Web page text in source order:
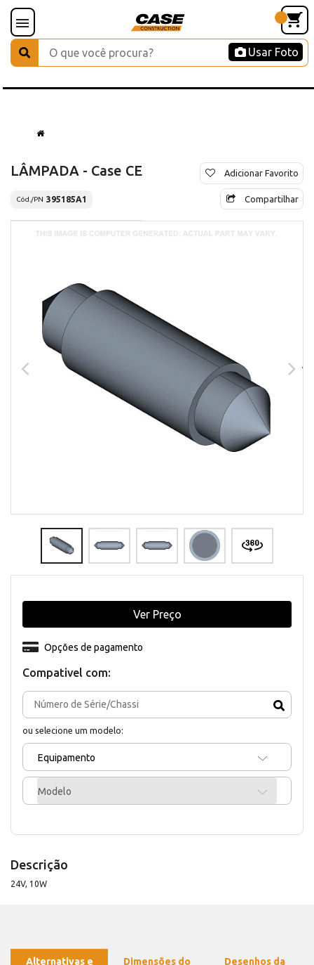
Usar Foto
LÂMPADA - Case CE
Cód./PN 395185A1
Adicionar Favorito
Compartilhar
Compativel com:
ou selecione um modelo:
Equipamento
Modelo
Opções de pagamento
Ver Preço
Descrição
24V, 10W
Alternativas e
Dimensões do
Desenhos da